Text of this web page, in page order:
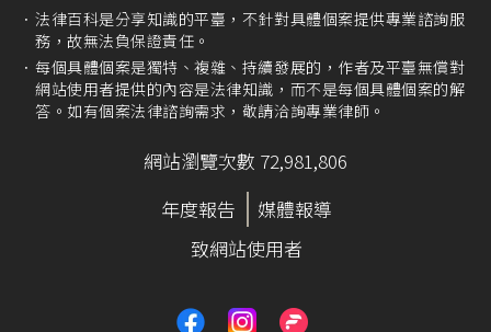
法律百科是分享知識的平臺，不針對具體個案提供專業諮詢服
務，故無法負保證責任。
每個具體個案是獨特、複雜、持續發展的，作者及平臺無償對
網站使用者提供的內容是法律知識，而不是每個具體個案的解
答。如有個案法律諮詢需求，敬請洽詢專業律師。
網站瀏覽次數 72,981,806
年度報告
媒體報導
致網站使用者